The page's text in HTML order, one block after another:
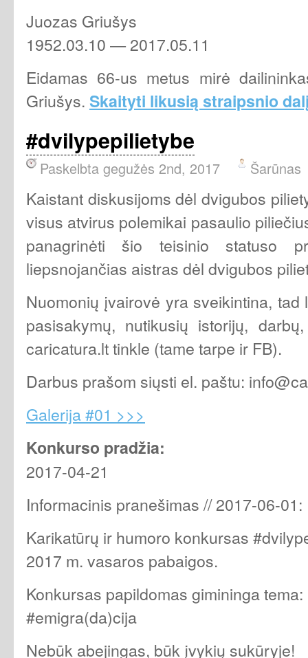
Juozas Griušys
1952.03.10 — 2017.05.11
Eidamas 66-us metus mirė
Griušys. Skaityti likusią straipsnio
#dvilypepilietybe
Paskelbta gegužės 2nd, 2017 Šarūnas
Kaistant diskusijoms dėl dvigubos
visus atvirus polemikai pasaulio
panagrinėti šio teisinio statuso
liepsnojančias aistras dėl dvigubos
Nuomonių įvairovė yra sveikintina, tad
pasisakymų, nutikusių istorijų,
caricatura.lt tinkle (tame tarpe ir FB).
Darbus prašom siųsti el. paštu:
Galerija #01 >>>
Konkurso pradžia:
2017-04-21
Informacinis pranešimas // 2017-06-01:
Karikatūrų ir humoro konkursas
2017 m. vasaros pabaigos.
Konkursas papildomas gimininga tema:
#emigra(da)cija
Nebūk abejingas, būk įvykių sukūryje!